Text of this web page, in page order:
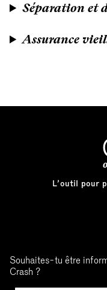
Séparation et
Assurance
L’outil pour
Souhaites-tu être
Crash ?